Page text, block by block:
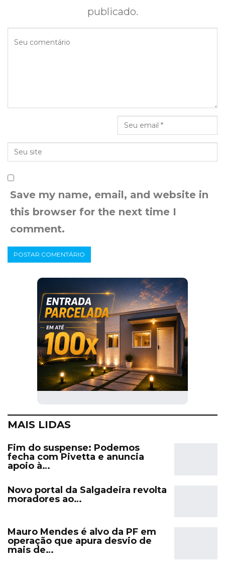
publicado.
Save my name, email, and website in
this browser for the next time I
comment.
MAIS LIDAS
Fim do suspense: Podemos
fecha com Pivetta e anuncia
apoio à…
Novo portal da Salgadeira revolta
moradores ao…
Mauro Mendes é alvo da PF em
operação que apura desvio de
mais de…